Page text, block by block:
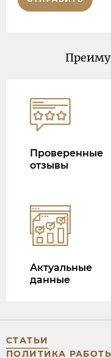
Проверенные
отзывы
Актуальные
данные
СТАТЬИ
ПОЛИТИКА